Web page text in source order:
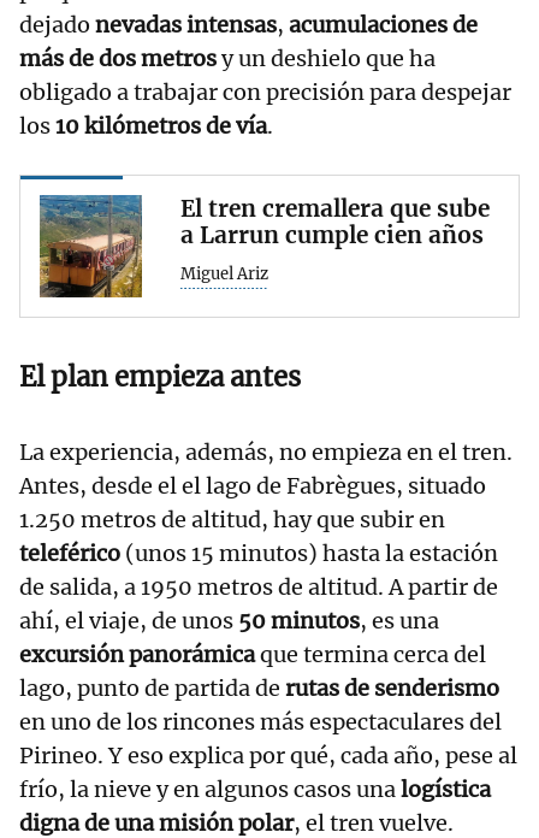
dejado nevadas intensas, acumulaciones de
más de dos metrosy un deshielo que ha
obligado a trabajar con precisión para despejar
los10 kilómetros de vía.
El tren cremallera que sube
a Larrun cumple cien años
Miguel Ariz
El plan empieza antes
La experiencia, además, no empieza en el tren.
Antes, desde el el lago de Fabrègues, situado
1.250 metros de altitud, hay que subir en
teleférico (unos 15 minutos) hasta la estación
de salida, a 1950 metros de altitud. A partir de
ahí, el viaje, de unos 50 minutos, es una
excursión panorámicaque termina cerca del
lago, punto de partida de rutas de senderismo
en uno de los rincones más espectaculares del
Pirineo. Y eso explica por qué, cada año, pese al
frío, la nieve y en algunos casos unalogística
digna de una misión polar, el tren vuelve.